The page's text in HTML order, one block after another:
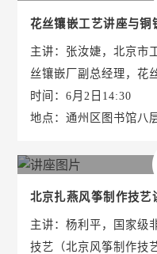
花丝镶嵌工艺讲座与
主讲：张汝婕，北京市
丝镶嵌厂副总经理，花
时间：6月2日14:30
地点：通州区图书馆八
北京扎燕风筝制作技艺
主讲：杨利平，国家级
技艺（北京风筝制作技